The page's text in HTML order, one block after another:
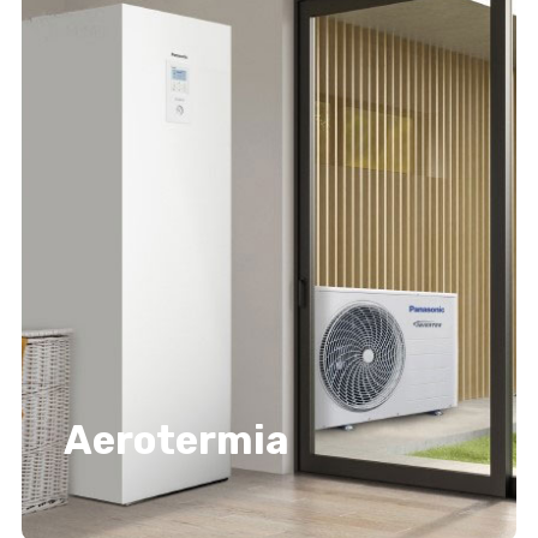
Aerotermia
Aerotermia